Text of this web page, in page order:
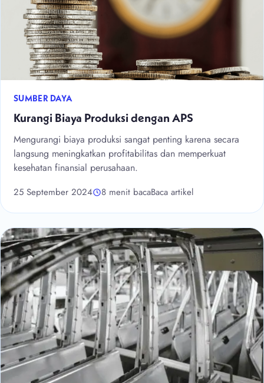
SUMBER DAYA
Kurangi Biaya Produksi dengan APS
Mengurangi biaya produksi sangat penting karena secara
langsung meningkatkan profitabilitas dan memperkuat
kesehatan finansial perusahaan.
25 September 2024 8 menit bacaBaca artikel